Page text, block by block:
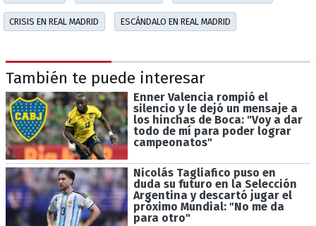
CRISIS EN REAL MADRID ESCÁNDALO EN REAL MADRID
También te puede interesar
Enner Valencia rompió el
silencio y le dejó un mensaje a
los hinchas de Boca: "Voy a dar
todo de mí para poder lograr
campeonatos"
Nicolás Tagliafico puso en
duda su futuro en la Selección
Argentina y descartó jugar el
próximo Mundial: "No me da
para otro"